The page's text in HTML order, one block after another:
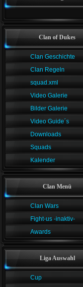
Clan of Dukes
Clan Geschichte
Clan Regeln
squad.xml
Video Galerie
Bilder Galerie
Video Guide´s
Downloads
Squads
Kalender
Clan Menü
Clan Wars
Fight-us -inaktiv-
Awards
Liga Auswahl
Cup